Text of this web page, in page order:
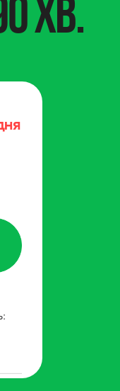
хв.